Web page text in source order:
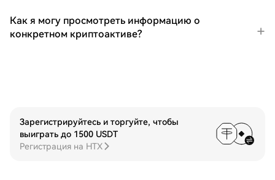
Как я могу просмотреть информацию о
конкретном криптоактиве?
Зарегистрируйтесь и торгуйте, чтобы
выиграть до 1500 USDT
Регистрация на HTX